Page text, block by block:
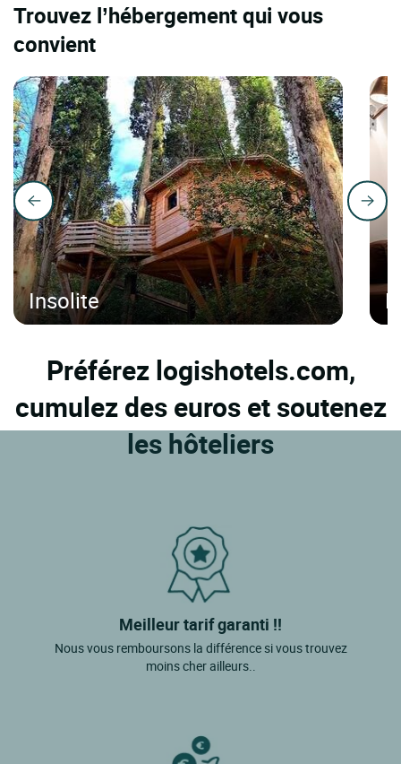
Trouvez l’hébergement qui vous
convient
Insolite
Préférez logishotels.com,
cumulez des euros et soutenez
les hôteliers
Meilleur tarif garanti !!
Nous vous remboursons la différence si vous trouvez
moins cher ailleurs..